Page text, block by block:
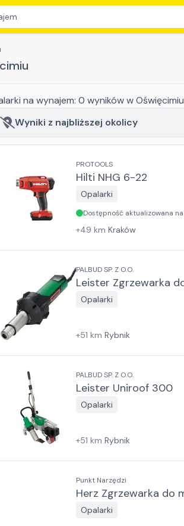
na wynajem: 0 wynikóww Oświęcimiu
Wyniki z najbliższej okolicy
PROTOOLS
Hilti NHG 6-22
Opalarki
Dostępność aktualizowana
+49 km Kraków
PALBUD SP. Z O.O.
Leister Zgrzewarka
Opalarki
+51 km Rybnik
PALBUD SP. Z O.O.
Leister Uniroof 300
Opalarki
+51 km Rybnik
Punkt Narzędzi
Herz Zgrzewarka do
Opalarki